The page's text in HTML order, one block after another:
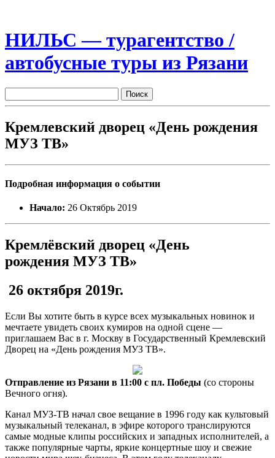
НИЛЬС — турагентство /
автобусные туры из Рязани
Кремлевский дворец «День рождения
МУЗ ТВ»
Подробная информация о событии
Начало: 26 Октябрь 2019
Кремлёвский дворец «День
рождения МУЗ ТВ»
26 октября 2019г.
Если Вы хотите быть в курсе всех музыкальных новинок и
мечтаете увидеть своих кумиров на одной сцене —
приглашаем Вас в г. Москву в Государственный Кремлевский
Дворец на «День рождения МУЗ ТВ».
Отправление из Рязани в 11:00 с пл. Победы (со стороны
Вечного огня).
Канал МУЗ-ТВ начал свое вещание в 1996 году как культовый
музыкальный телеканал, в эфире которого транслируются
самые модные клипы российских и западных исполнителей, а
также популярные чарты, яркие концертные шоу и свежие